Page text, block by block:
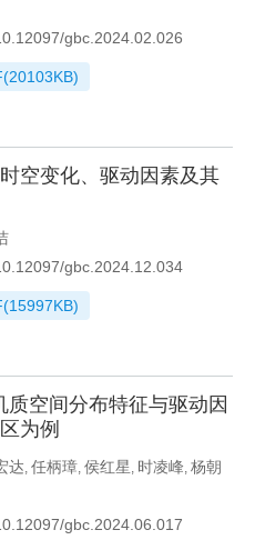
gbc.2024.02.026
20103KB)
空变化、驱动因素及其
gbc.2024.12.034
15997KB)
空间分布特征与驱动因
为例
达, 任柄璋, 侯红星, 时凌峰, 杨朝
gbc.2024.06.017